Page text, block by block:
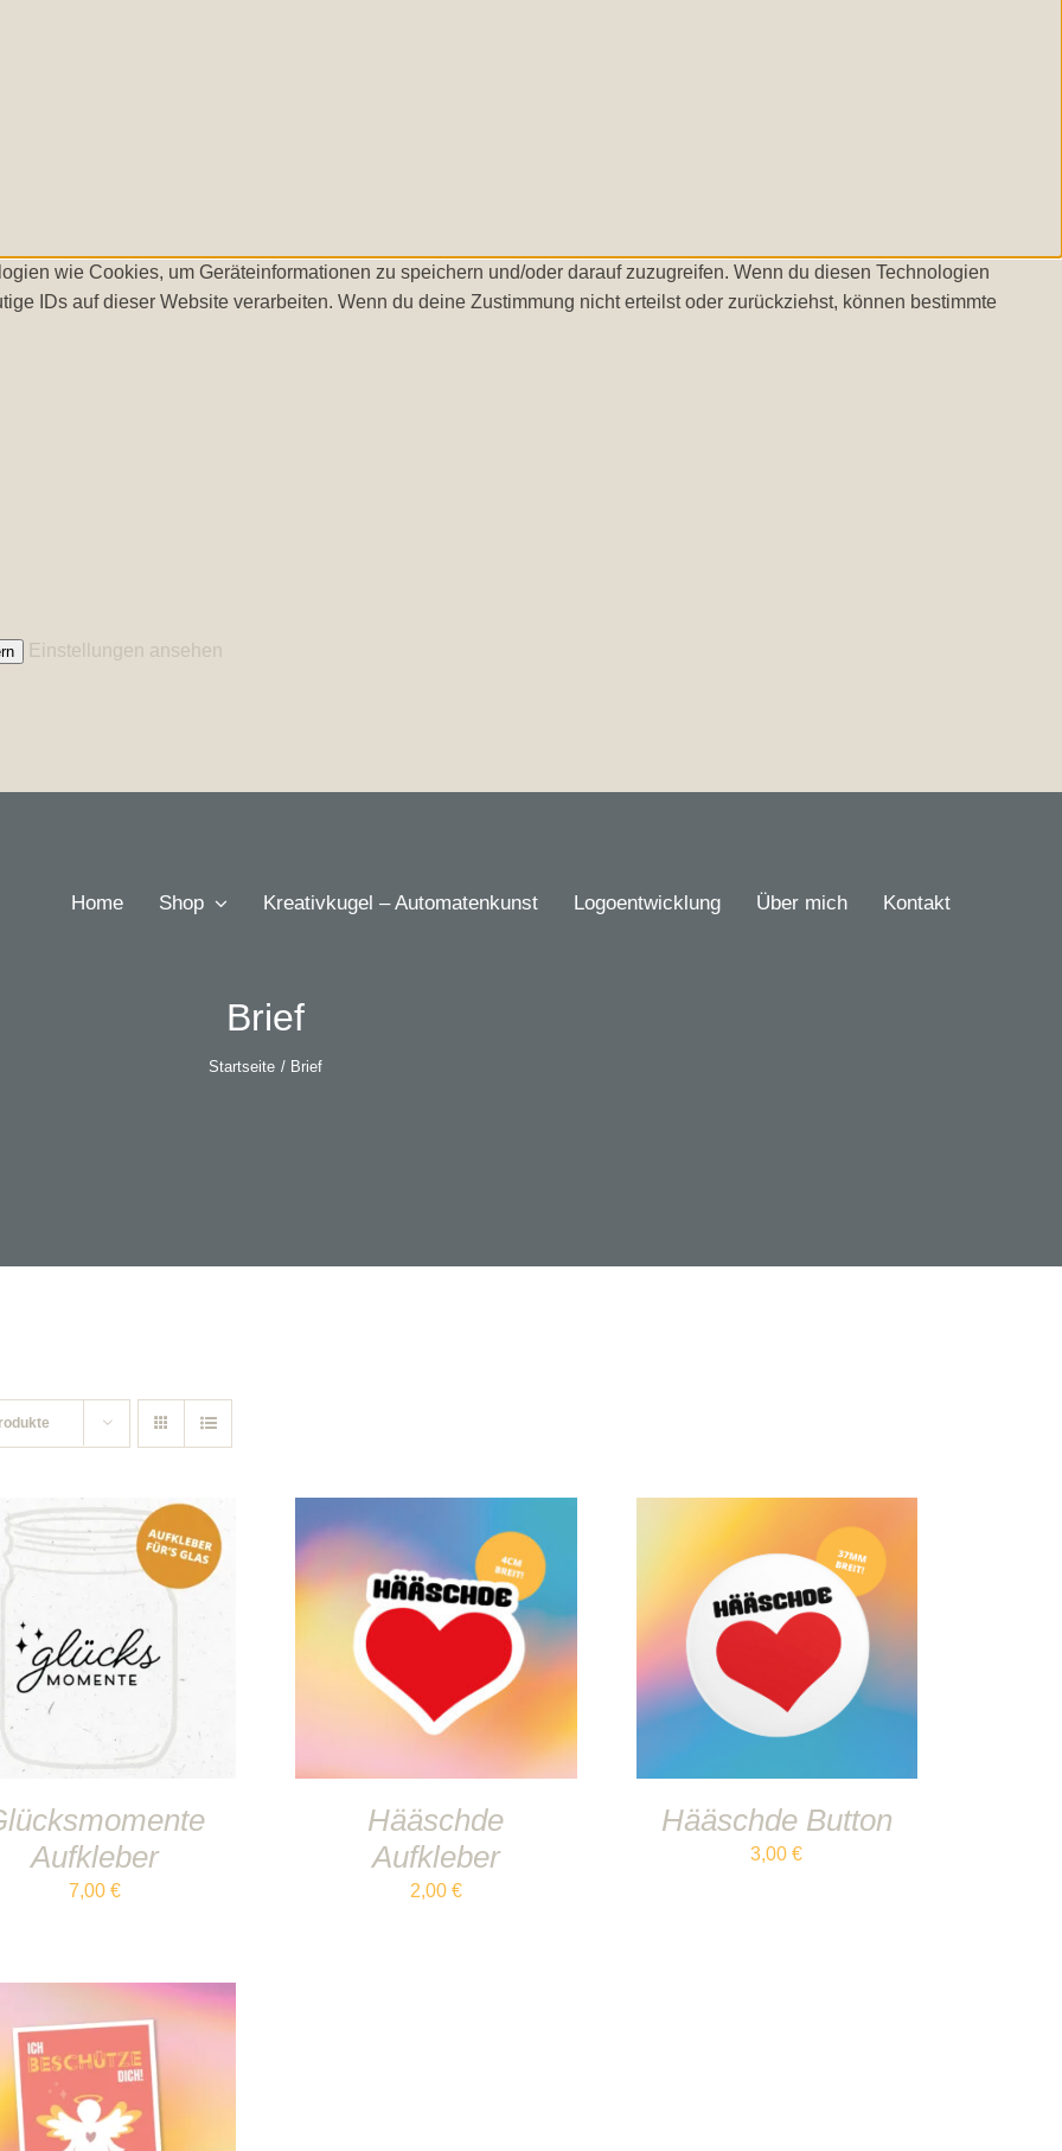
wie Cookies, um Geräteinformationen zu speichern und/oder darauf zuzugreifen. Wenn du diesen Technologien
IDs auf dieser Website verarbeiten. Wenn du deine Zustimmung nicht erteilst oder zurückziehst, können bestimmte
Einstellungen ansehen
Home Shop Kreativkugel – Automatenkunst Logoentwicklung Über mich Kontakt
Brief
Startseite Brief
IN DEN WARENKORB
DETAILS
Aufkleber
7,00€
IN DEN WARENKORB
/
Hääschde
Aufkleber
2,00 €
IN DEN WARENKORB
Hääschde Button
3,00€
IN DEN WARENKORB
DETAILS